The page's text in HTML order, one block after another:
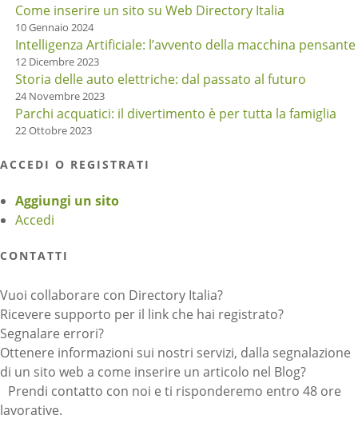
Come inserire un sito su Web Directory Italia
10 Gennaio 2024
Intelligenza Artificiale: l’avvento della macchina pensante
12 Dicembre 2023
Storia delle auto elettriche: dal passato al futuro
24 Novembre 2023
Parchi acquatici: il divertimento è per tutta la famiglia
22 Ottobre 2023
ACCEDI O REGISTRATI
Aggiungi un sito
Accedi
CONTATTI
Vuoi collaborare con Directory Italia?
Ricevere supporto per il link che hai registrato?
Segnalare errori?
Ottenere informazioni sui nostri servizi, dalla segnalazione
di un sito web a come inserire un articolo nel Blog?
Prendi contatto con noi e ti risponderemo entro 48 ore
lavorative.